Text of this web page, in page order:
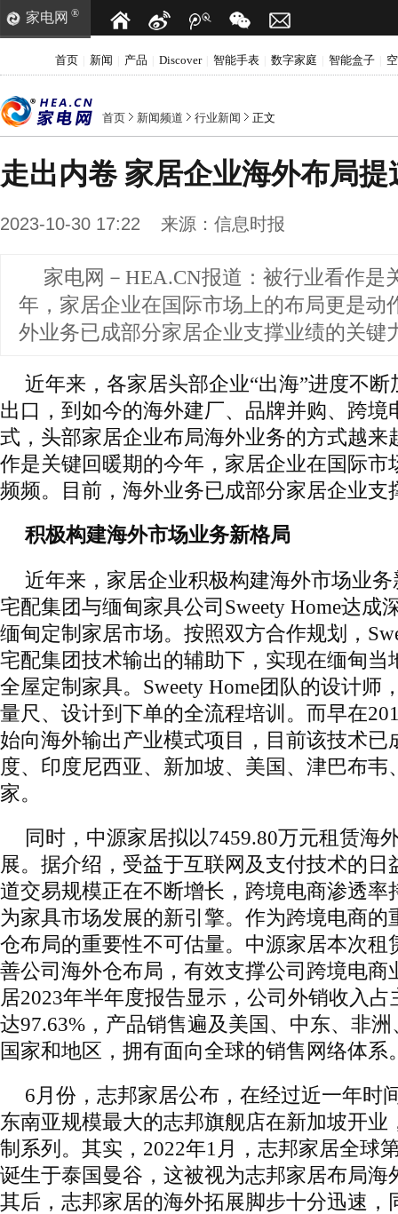
家电网 ®
首页 新闻 产品 Discover 智能手表 数字家庭 智能盒子
首页 新闻频道 行业新闻 正文
走出内卷 家居企业海外布局提
2023-10-30 17:22 来源： 信息时报
家电网－HEA.CN报道： 被行业看作是
年，家居企业在国际市场上的布局更是动
外业务已成部分家居企业支撑业绩的关键
近年来，各家居头部企业“出海”进度不
出口，到如今的海外建厂、品牌并购、跨境
式，头部家居企业布局海外业务的方式越来
作是关键回暖期的今年，家居企业在国际市
频频。目前，海外业务已成部分家居企业支
积极构建海外市场业务新格局
近年来，家居企业积极构建海外市场业
宅配集团与缅甸家具公司Sweety Home达成
缅甸定制家居市场。按照双方合作规划，
宅配集团技术输出的辅助下，实现在缅甸当
全屋定制家具。Sweety Home团队的设计师
量尺、设计到下单的全流程培训。而早在
始向海外输出产业模式项目，目前该技术已
度、印度尼西亚、新加坡、美国、津巴布韦
家。
同时，中源家居拟以7459.80万元租赁海
展。据介绍，受益于互联网及支付技术的日
道交易规模正在不断增长，跨境电商渗透率
为家具市场发展的新引擎。作为跨境电商的
仓布局的重要性不可估量。中源家居本次租
善公司海外仓布局，有效支撑公司跨境电商
居2023年半年度报告显示，公司外销收入
达97.63%，产品销售遍及美国、中东、非
国家和地区，拥有面向全球的销售网络体系
6月份，志邦家居公布，在经过近一年时
东南亚规模最大的志邦旗舰店在新加坡开业
制系列。其实，2022年1月，志邦家居全球
诞生于泰国曼谷，这被视为志邦家居布局海
其后，志邦家居的海外拓展脚步十分迅速，